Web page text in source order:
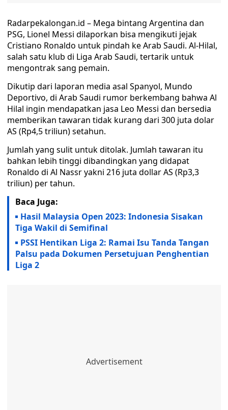
Radarpekalongan.id – Mega bintang Argentina dan
PSG, Lionel Messi dilaporkan bisa mengikuti jejak
Cristiano Ronaldo untuk pindah ke Arab Saudi. Al-Hilal,
salah satu klub di Liga Arab Saudi, tertarik untuk
mengontrak sang pemain.
Dikutip dari laporan media asal Spanyol, Mundo
Deportivo, di Arab Saudi rumor berkembang bahwa Al
Hilal ingin mendapatkan jasa Leo Messi dan bersedia
memberikan tawaran tidak kurang dari 300 juta dolar
AS (Rp4,5 triliun) setahun.
Jumlah yang sulit untuk ditolak. Jumlah tawaran itu
bahkan lebih tinggi dibandingkan yang didapat
Ronaldo di Al Nassr yakni 216 juta dollar AS (Rp3,3
triliun) per tahun.
Baca Juga:
Hasil Malaysia Open 2023: Indonesia Sisakan
Tiga Wakil di Semifinal
PSSI Hentikan Liga 2: Ramai Isu Tanda Tangan
Palsu pada Dokumen Persetujuan Penghentian
Liga 2